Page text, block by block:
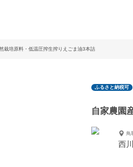
栽培原料・低温圧搾生搾りえごま油3本詰
ふるさと納税可
自家農園
鳥
西